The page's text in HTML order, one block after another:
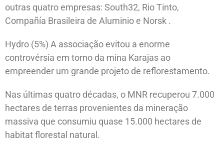
outras quatro empresas: South32, Rio Tinto,
Compañía Brasileira de Aluminio e Norsk .
Hydro (5%) A associação evitou a enorme
controvérsia em torno da mina Karajas ao
empreender um grande projeto de reflorestamento.
Nas últimas quatro décadas, o MNR recuperou 7.000
hectares de terras provenientes da mineração
massiva que consumiu quase 15.000 hectares de
habitat florestal natural.